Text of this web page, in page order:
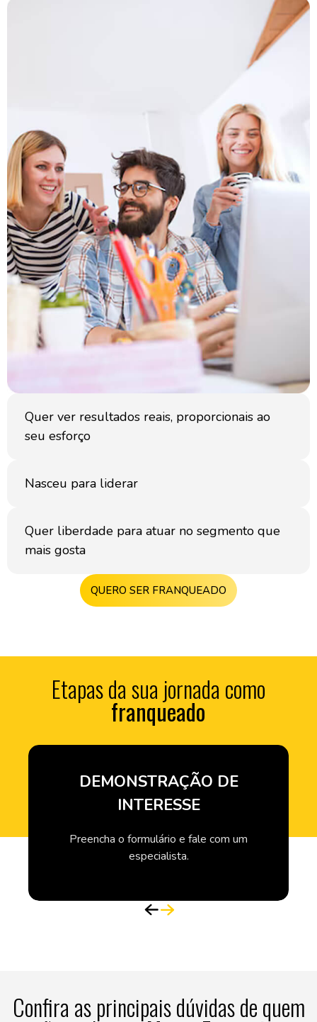
Quer ver resultados reais, proporcionais ao
seu esforço
Nasceu para liderar
Quer liberdade para atuar no segmento que
mais gosta
QUERO SER FRANQUEADO
Etapas da sua jornada como
franqueado
DEMONSTRAÇÃO DE
INTERESSE
Preencha o formulário e fale com um
especialista.
Confira as principais dúvidas de quem